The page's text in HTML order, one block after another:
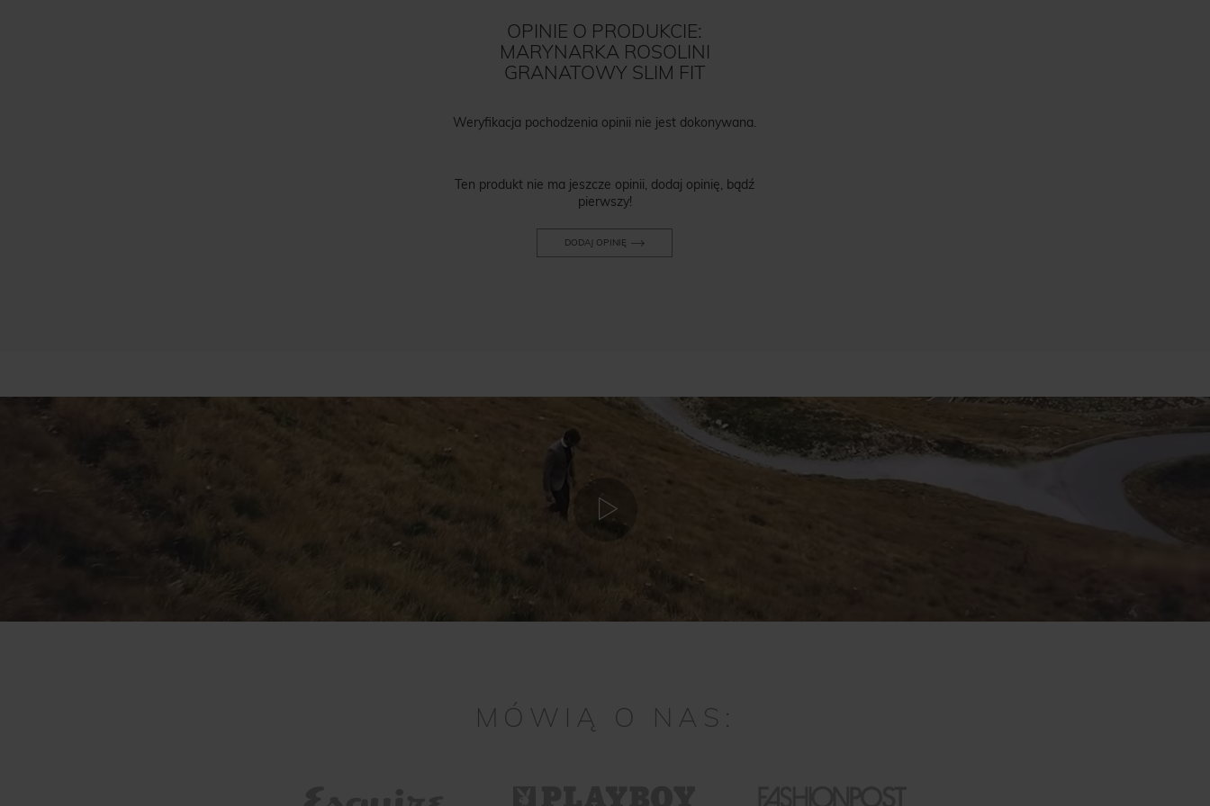
OPINIE O PRODUKCIE:
MARYNARKA ROSOLINI
GRANATOWY SLIM FIT
Weryfikacja pochodzenia opinii nie jest dokonywana.
Ten produkt nie ma jeszcze opinii, dodaj opinię, bądź
pierwszy!
DODAJ OPINIĘ
MÓWIĄ O NAS: